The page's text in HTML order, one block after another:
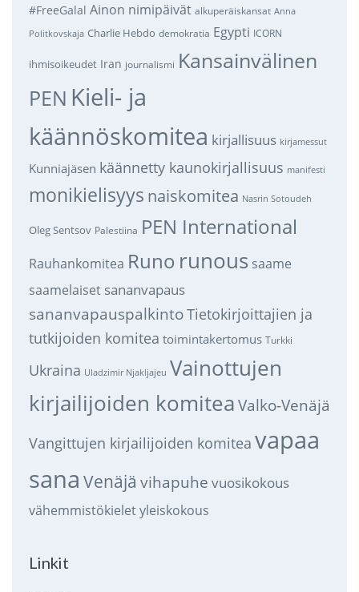
#FreeGalal Ainon nimipäivät alkuperäiskansat Anna
Politkovskaja Charlie Hebdo demokratia Egypti ICORN
ihmisoikeudet Iran journalismi Kansainvälinen
PEN Kieli- ja
käännöskomitea kirjallisuus kirjamessut
Kunniajäsen käännetty kaunokirjallisuus manifesti
monikielisyys naiskomitea Nasrin Sotoudeh
Oleg Sentsov Palestiina PEN International
Rauhankomitea Runo runous saame
saamelaiset sananvapaus
sananvapauspalkintoTietokirjoittajien ja
tutkijoiden komitea toimintakertomus Turkki
Ukraina Uladzimir Njakljajeu Vainottujen
kirjailijoiden komitea Valko-Venäjä
Vangittujen kirjailijoiden komitea vapaa
sana Venäjä vihapuhe vuosikokous
vähemmistökieletyleiskokous
Linkit